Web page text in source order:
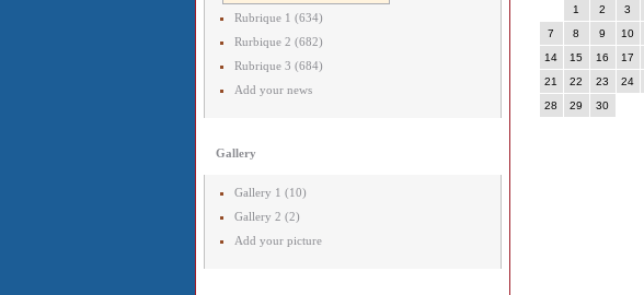
Rubrique 1 (634)
Rurbique 2 (682)
Rubrique 3 (684)
Add your news
Gallery
Gallery 1 (10)
Gallery 2 (2)
Add your picture
1
2 3
7
8 9 10
14
15 16 17
21
22 23 24
28
29 30